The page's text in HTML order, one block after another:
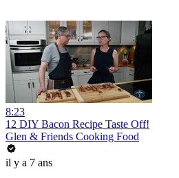
8:23
12 DIY Bacon Recipe Taste Off!
Glen & Friends Cooking Food
il y a 7 ans